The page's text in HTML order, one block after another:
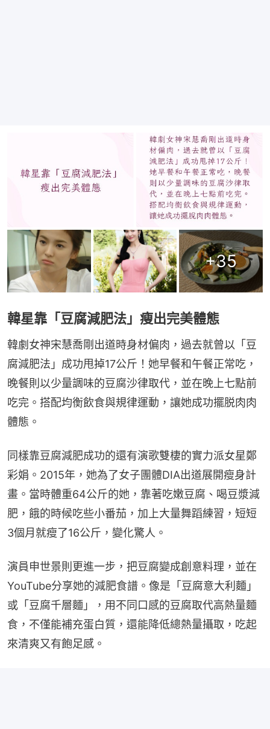
+35
韓星靠「豆腐減肥法」瘦出完美體態
韓劇女神宋慧喬剛出道時身材偏肉，過去就曾以「豆
腐減肥法」成功甩掉17公斤！她早餐和午餐正常吃，
晚餐則以少量調味的豆腐沙律取代，並在晚上七點前
吃完。搭配均衡飲食與規律運動，讓她成功擺脱肉肉
體態。
同樣靠豆腐減肥成功的還有演歌雙棲的實力派女星鄭
彩娟。2015年，她為了女子團體DIA出道展開瘦身計
畫。當時體重64公斤的她，靠著吃嫩豆腐、喝豆漿減
肥，餓的時候吃些小番茄，加上大量舞蹈練習，短短
3個月就瘦了16公斤，變化驚人。
演員申世景則更進一步，把豆腐變成創意料理，並在
YouTube分享她的減肥食譜。像是「豆腐意大利麵」
或「豆腐千層麵」，用不同口感的豆腐取代高熱量麵
食，不僅能補充蛋白質，還能降低總熱量攝取，吃起
來清爽又有飽足感。